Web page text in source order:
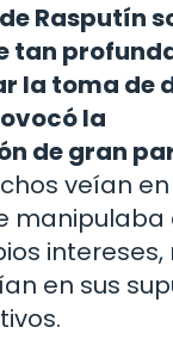
Rasputín
tan
la toma de
la
de gran
veían
manipulaba
en sus